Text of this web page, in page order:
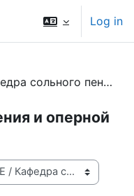
Log in
Кафедра сольного пения и оперной подготовки
и оперной